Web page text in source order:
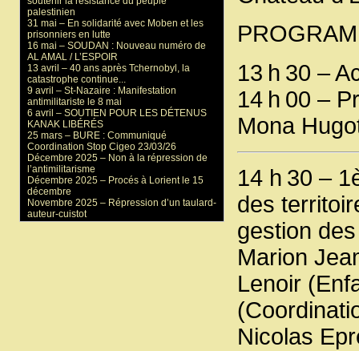
13 h 30 –
14 h 00 –
Mona
14 h 30 –
des
gestion
Marion
Lenoir
Nicolas
palestinien
31 mai – En solidarité avec Moben et les
prisonniers en lutte
16 mai – SOUDAN : Nouveau numéro de
AL AMAL / L’ESPOIR
13 avril – 40 ans après Tchernobyl, la
catastrophe continue...
9 avril – St-Nazaire : Manifestation
antimilitariste le 8 mai
6 avril – SOUTIEN POUR LES DÉTENUS
KANAK LIBÉRÉS
25 mars – BURE : Communiqué
Coordination Stop Cigeo 23/03/26
Décembre 2025 – Non à la répression de
l’antimilitarisme
Décembre 2025 – Procés à Lorient le 15
décembre
Novembre 2025 – Répression d’un taulard-
auteur-cuistot